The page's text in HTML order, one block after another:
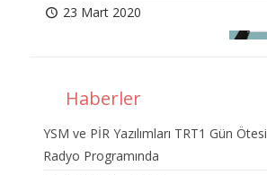
23 Mart 2020
Haberler
YSM ve PİR Yazılımları TRT1 Gün Ötesi
Radyo Programında